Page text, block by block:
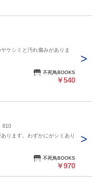
ケシミと汚れ傷みがありま
不死鳥BOOKS
￥540
810
ります。わずかにがシミあり
不死鳥BOOKS
￥970